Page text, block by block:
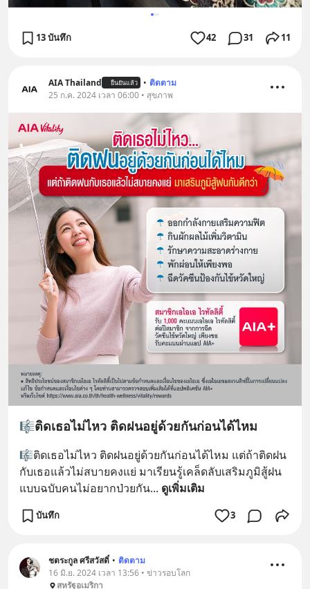
13 บันทึก 42 31 11
AIA Thailand ยืนยันแล้ว • ติดตาม
25 ก.ค. 2024 เวลา 06:00 • สุขภาพ
🎼ติดเธอไม่ไหว ติดฝนอยู่ด้วยกันก่อนได้ไหม
🎼ติดเธอไม่ไหว ติดฝนอยู่ด้วยกันก่อนได้ไหม แต่ถ้าติดฝน
กับเธอแล้วไม่สบายคงแย่ มาเรียนรู้เคล็ดลับเสริมภูมิสู้ฝน
แบบฉบับคนไม่อยากป่วยกัน... ดูเพิ่มเติม
บันทึก 3
ชตระกูล ศรีสวัสดิ์ • ติดตาม
16 มิ.ย. 2024 เวลา 13:56 • ข่าวรอบโลก
สหรัฐอเมริกา